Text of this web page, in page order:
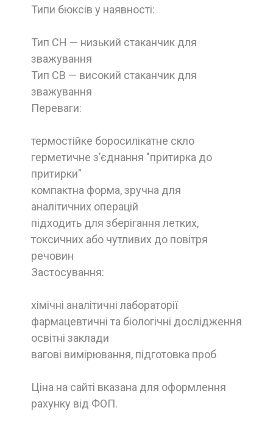
Типи бюксів у наявності:
Тип СН — низький стаканчик для
зважування
Тип СВ — високий стаканчик для
зважування
Переваги:
термостійке боросилікатне скло
герметичне з’єднання "притирка до
притирки"
компактна форма, зручна для
аналітичних операцій
підходить для зберігання летких,
токсичних або чутливих до повітря
речовин
Застосування:
хімічні аналітичні лабораторії
фармацевтичні та біологічні дослідження
освітні заклади
вагові вимірювання, підготовка проб
Ціна на сайті вказана для оформлення
рахунку від ФОП.